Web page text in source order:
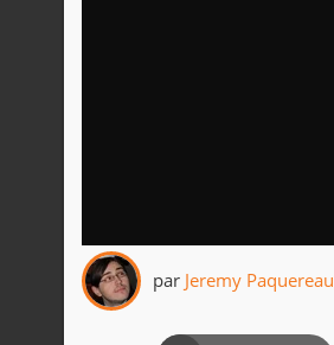
par Jeremy Paquereau